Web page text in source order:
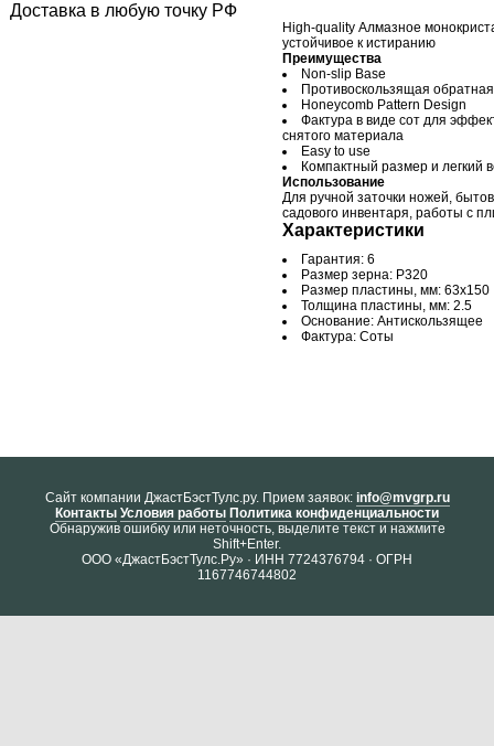
Доставка в любую точку РФ
High-quality Алмазное
устойчивое к истиранию
Преимущества
Non-slip Base
Противоскользящая
Honeycomb Pattern Design
Фактура в виде сот для
снятого материала
Easy to use
Компактный размер и легкий
Использование
Для ручной заточки ножей,
садового инвентаря, работы с
Характеристики
Гарантия: 6
Размер зерна: Р320
Размер пластины, мм: 63х150
Толщина пластины, мм: 2.5
Основание: Антискользящее
Фактура: Соты
Cайт компании ДжастБэстТулс.ру. Прием заявок: info@mvgrp.ru
Контакты Условия работы Политика конфиденциальности
Обнаружив ошибку или неточность, выделите текст и нажмите
Shift+Enter.
ООО «ДжастБэстТулс.Ру» · ИНН 7724376794 · ОГРН
1167746744802